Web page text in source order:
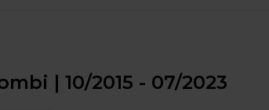
| 10/2015 - 07/2023